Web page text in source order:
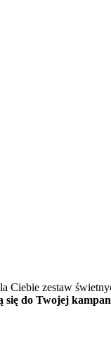
Ciebie zestaw
się do Twojej